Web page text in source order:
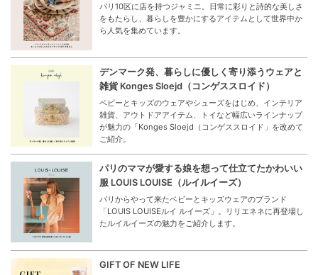
パリ10区に店を持つジャミニ。日常に彩りと詩的な美しさ
をもたらし、暮らしを豊かにするアイテムとして世界中か
ら人気を集めています。
デンマーク発、暮らしに優しく寄り添うウェアと
雑貨 Konges Sloejd（コンゲススロイド）
ベビーとキッズのウェアやシューズをはじめ、インテリア
雑貨、アウトドアアイテム、トイなど幅広いラインナップ
が魅力の「Konges Sloejd（コンゲススロイド」を改めて
ご紹介。
パリのママが愛する娘を想って仕立てたかわいい
服 LOUIS LOUISE（ルイルイーズ）
パリからやって来たベビーとキッズウェアのブランド
「LOUIS LOUISEルイ ルイーズ」。リリエネネに再登場し
たルイルイーズの魅力をご紹介します。
GIFT OF NEW LIFE